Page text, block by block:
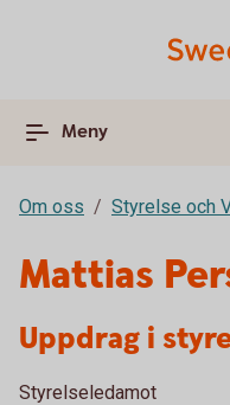
Meny
Om oss Styrelse och
Mattias
Uppdrag i
Styrelseledamot